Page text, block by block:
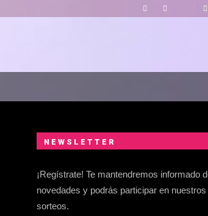
NEWSLETTER
¡Regístrate! Te mantendremos informado
novedades y podrás participar en nuestros
sorteos.